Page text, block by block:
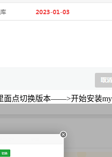
点切换版本——>开始安装